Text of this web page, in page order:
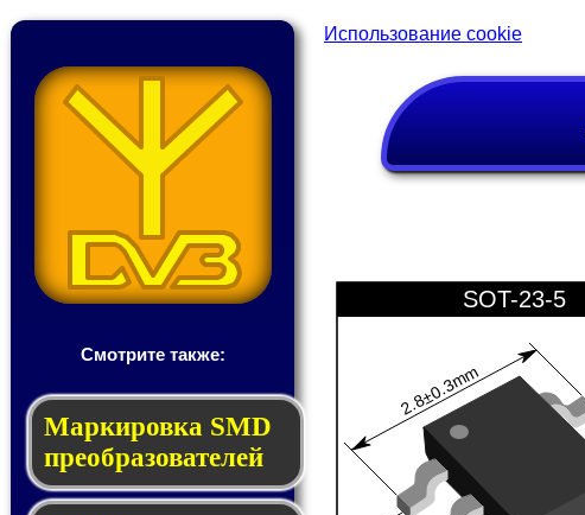
Смотрите также:
Мар­ки­ров­ка SMD
пре­об­ра­зо­ва­те­лей
Использование cookie
2.8±0.3mm
SOT-23-5